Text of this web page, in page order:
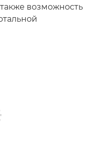
возможность